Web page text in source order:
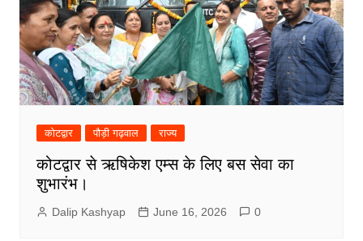
कोटद्वार पौड़ी गढ़वाल राज्य
कोटद्वार से ऋषिकेश एम्स के लिए बस सेवा का
शुभारंभ।
Dalip Kashyap June 16, 2026 0